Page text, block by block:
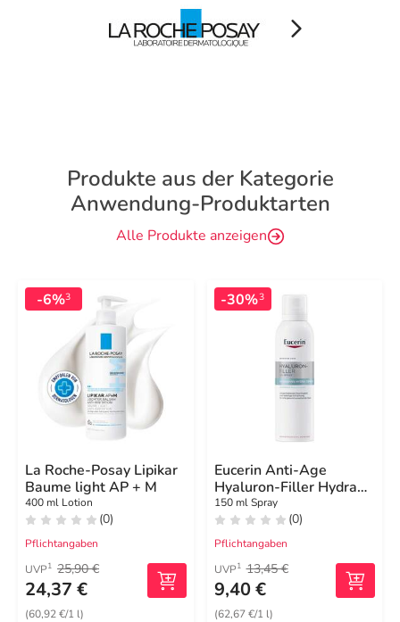
Produkte aus der Kategorie
Anwendung-Produktarten
Alle Produkte anzeigen
-6%3
La Roche-Posay Lipikar
Baume light AP + M
400 ml Lotion
(0)
Pflichtangaben
UVP1 25,90 €
24,37 €
(60,92 €/1 l)
-30%3
Eucerin Anti-Age
Hyaluron-Filler Hydra
Spray
150 ml Spray
(0)
Pflichtangaben
UVP1 13,45 €
9,40 €
(62,67 €/1 l)